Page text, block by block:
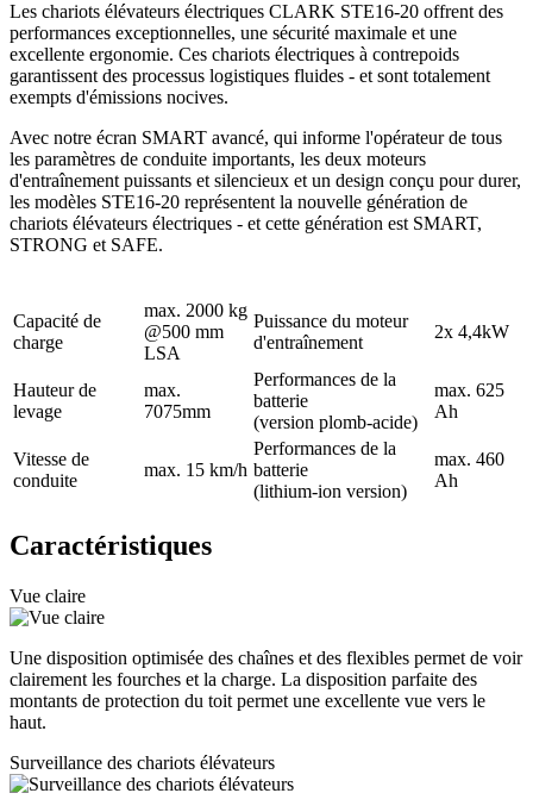
Les chariots élévateurs électriques CLARK STE16-20 offrent des
performances exceptionnelles, une sécurité maximale et une
excellente ergonomie. Ces chariots électriques à contrepoids
garantissent des processus logistiques fluides - et sont totalement
exempts d'émissions nocives.
Avec notre écran SMART avancé, qui informe l'opérateur de tous
les paramètres de conduite importants, les deux moteurs
d'entraînement puissants et silencieux et un design conçu pour durer,
les modèles STE16-20 représentent la nouvelle génération de
chariots élévateurs électriques - et cette génération est SMART,
STRONG et SAFE.
Capacité de
charge
max. 2000 kg
@500 mm
LSA
Puissance du moteur
d'entraînement
2x 4,4kW
Hauteur de
levage
max.
7075mm
Performances de la
batterie
(version plomb-acide)
max. 625
Ah
Vitesse de
conduite
max. 15 km/h
Performances de la
batterie
(lithium-ion version)
max. 460
Ah
Caractéristiques
Vue claire
Une disposition optimisée des chaînes et des flexibles permet de voir
clairement les fourches et la charge. La disposition parfaite des
montants de protection du toit permet une excellente vue vers le
haut.
Surveillance des chariots élévateurs